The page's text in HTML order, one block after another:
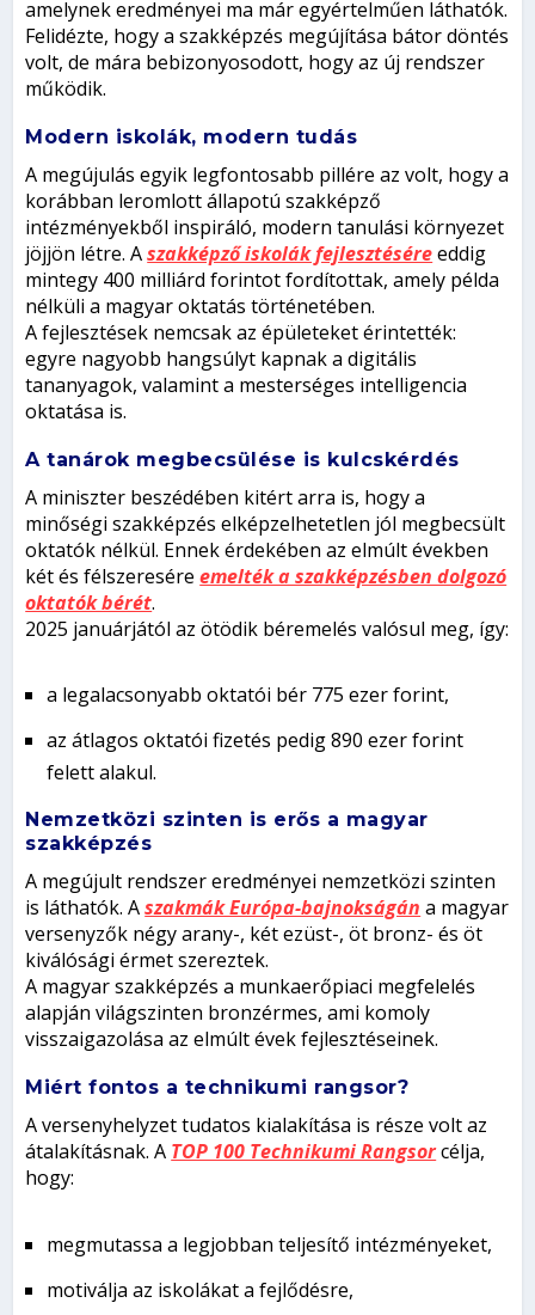
amelynek eredményei ma már egyértelműen láthatók.
Felidézte, hogy a szakképzés megújítása bátor döntés
volt, de mára bebizonyosodott, hogy az új rendszer
működik.
Modern iskolák, modern tudás
A megújulás egyik legfontosabb pillére az volt, hogy a
korábban leromlott állapotú szakképző
intézményekből inspiráló, modern tanulási környezet
jöjjön létre. Aszakképző iskolák fejlesztéséreeddig
mintegy 400 milliárd forintot fordítottak, amely példa
nélküli a magyar oktatás történetében.
A fejlesztések nemcsak az épületeket érintették:
egyre nagyobb hangsúlyt kapnak a digitális
tananyagok, valamint a mesterséges intelligencia
oktatása is.
A tanárok megbecsülése is kulcskérdés
A miniszter beszédében kitért arra is, hogy a
minőségi szakképzés elképzelhetetlen jól megbecsült
oktatók nélkül. Ennek érdekében az elmúlt években
két és félszereséreemelték a szakképzésben dolgozó
oktatók bérét.
2025 januárjától az ötödik béremelés valósul meg, így:
a legalacsonyabb oktatói bér 775 ezer forint,
az átlagos oktatói fizetés pedig 890 ezer forint
felett alakul.
Nemzetközi szinten is erős a magyar
szakképzés
A megújult rendszer eredményei nemzetközi szinten
is láthatók. Aszakmák Európa-bajnokságán a magyar
versenyzők négy arany-, két ezüst-, öt bronz- és öt
kiválósági érmet szereztek.
A magyar szakképzés a munkaerőpiaci megfelelés
alapján világszinten bronzérmes, ami komoly
visszaigazolása az elmúlt évek fejlesztéseinek.
Miért fontos a technikumi rangsor?
A versenyhelyzet tudatos kialakítása is része volt az
átalakításnak. A TOP 100 Technikumi Rangsorcélja,
hogy:
megmutassa a legjobban teljesítő intézményeket,
motiválja az iskolákat a fejlődésre,